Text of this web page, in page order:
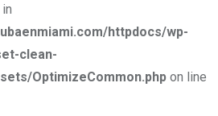
httpdocs/wp-
clean-
OptimizeCommon.php on line